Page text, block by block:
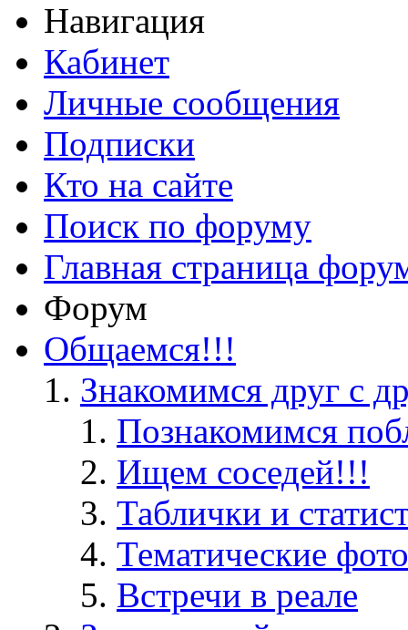
Навигация
Кабинет
Личные сообщения
Подписки
Кто на сайте
Поиск по форуму
Главная страница
Форум
Общаемся!!!
Знакомимся друг с
Познакомимся
Ищем соседей!!!
Таблички и
Тематические фото
Встречи в реале